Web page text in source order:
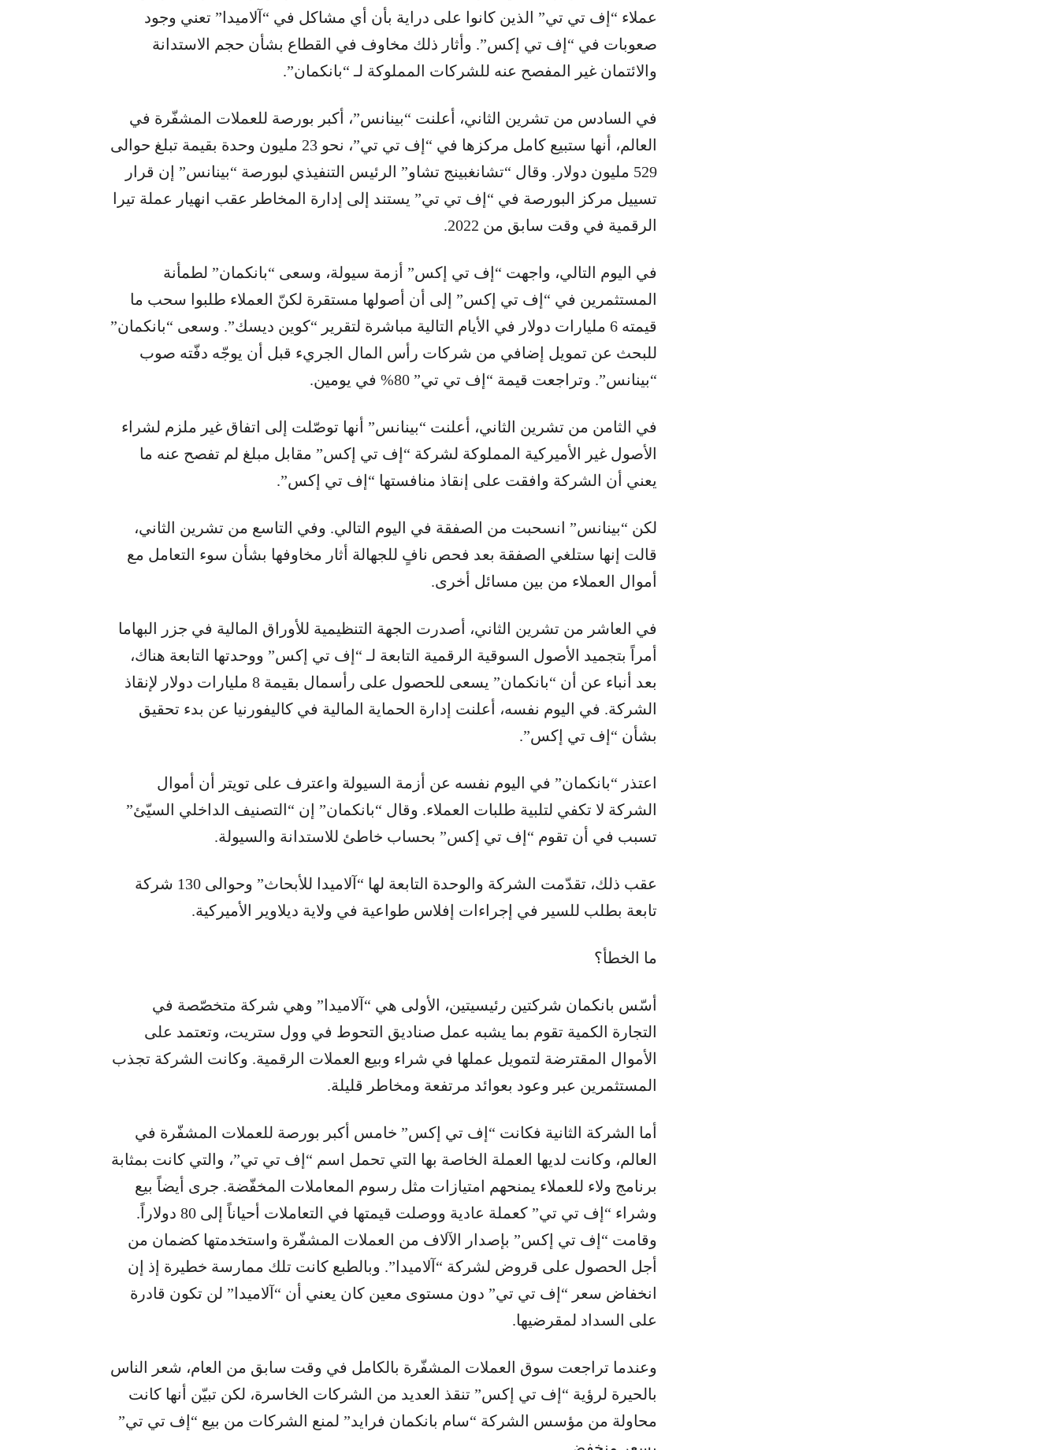
عملاء “إف تي تي” الذين كانوا على دراية بأن أي مشاكل في “آلاميدا” تعني وجود
صعوبات في “إف تي إكس”. وأثار ذلك مخاوف في القطاع بشأن حجم الاستدانة
والائتمان غير المفصح عنه للشركات المملوكة لـ “بانكمان”.
في السادس من تشرين الثاني، أعلنت “بينانس”، أكبر بورصة للعملات المشفّرة في
العالم، أنها ستبيع كامل مركزها في “إف تي تي”، نحو 23 مليون وحدة بقيمة تبلغ حوالى
529 مليون دولار. وقال “تشانغبينج تشاو” الرئيس التنفيذي لبورصة “بينانس” إن قرار
تسييل مركز البورصة في “إف تي تي” يستند إلى إدارة المخاطر عقب انهيار عملة تيرا
الرقمية في وقت سابق من 2022.
في اليوم التالي، واجهت “إف تي إكس” أزمة سيولة، وسعى “بانكمان” لطمأنة
المستثمرين في “إف تي إكس” إلى أن أصولها مستقرة لكنّ العملاء طلبوا سحب ما
قيمته 6 مليارات دولار في الأيام التالية مباشرة لتقرير “كوين ديسك”. وسعى “بانكمان”
للبحث عن تمويل إضافي من شركات رأس المال الجريء قبل أن يوجّه دفّته صوب
“بينانس”. وتراجعت قيمة “إف تي تي” 80% في يومين.
في الثامن من تشرين الثاني، أعلنت “بينانس” أنها توصّلت إلى اتفاق غير ملزم لشراء
الأصول غير الأميركية المملوكة لشركة “إف تي إكس” مقابل مبلغ لم تفصح عنه ما
يعني أن الشركة وافقت على إنقاذ منافستها “إف تي إكس”.
لكن “بينانس” انسحبت من الصفقة في اليوم التالي. وفي التاسع من تشرين الثاني،
قالت إنها ستلغي الصفقة بعد فحص نافٍ للجهالة أثار مخاوفها بشأن سوء التعامل مع
أموال العملاء من بين مسائل أخرى.
في العاشر من تشرين الثاني، أصدرت الجهة التنظيمية للأوراق المالية في جزر البهاما
أمراً بتجميد الأصول السوقية الرقمية التابعة لـ “إف تي إكس” ووحدتها التابعة هناك،
بعد أنباء عن أن “بانكمان” يسعى للحصول على رأسمال بقيمة 8 مليارات دولار لإنقاذ
الشركة. في اليوم نفسه، أعلنت إدارة الحماية المالية في كاليفورنيا عن بدء تحقيق
بشأن “إف تي إكس”.
اعتذر “بانكمان” في اليوم نفسه عن أزمة السيولة واعترف على تويتر أن أموال
الشركة لا تكفي لتلبية طلبات العملاء. وقال “بانكمان” إن “التصنيف الداخلي السيّئ”
تسبب في أن تقوم “إف تي إكس” بحساب خاطئ للاستدانة والسيولة.
عقب ذلك، تقدّمت الشركة والوحدة التابعة لها “آلاميدا للأبحاث” وحوالى 130 شركة
تابعة بطلب للسير في إجراءات إفلاس طواعية في ولاية ديلاوير الأميركية.
ما الخطأ؟
أسّس بانكمان شركتين رئيسيتين، الأولى هي “آلاميدا” وهي شركة متخصّصة في
التجارة الكمية تقوم بما يشبه عمل صناديق التحوط في وول ستريت، وتعتمد على
الأموال المقترضة لتمويل عملها في شراء وبيع العملات الرقمية. وكانت الشركة تجذب
المستثمرين عبر وعود بعوائد مرتفعة ومخاطر قليلة.
أما الشركة الثانية فكانت “إف تي إكس” خامس أكبر بورصة للعملات المشفّرة في
العالم، وكانت لديها العملة الخاصة بها التي تحمل اسم “إف تي تي”، والتي كانت بمثابة
برنامج ولاء للعملاء يمنحهم امتيازات مثل رسوم المعاملات المخفّضة. جرى أيضاً بيع
وشراء “إف تي تي” كعملة عادية ووصلت قيمتها في التعاملات أحياناً إلى 80 دولاراً.
وقامت “إف تي إكس” بإصدار الآلاف من العملات المشفّرة واستخدمتها كضمان من
أجل الحصول على قروض لشركة “آلاميدا”. وبالطبع كانت تلك ممارسة خطيرة إذ إن
انخفاض سعر “إف تي تي” دون مستوى معين كان يعني أن “آلاميدا” لن تكون قادرة
على السداد لمقرضيها.
وعندما تراجعت سوق العملات المشفّرة بالكامل في وقت سابق من العام، شعر الناس
بالحيرة لرؤية “إف تي إكس” تنقذ العديد من الشركات الخاسرة، لكن تبيّن أنها كانت
محاولة من مؤسس الشركة “سام بانكمان فرايد” لمنع الشركات من بيع “إف تي تي”